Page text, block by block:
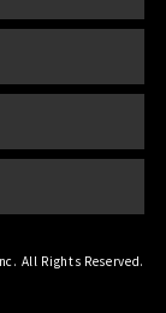
All Rights Reserved.